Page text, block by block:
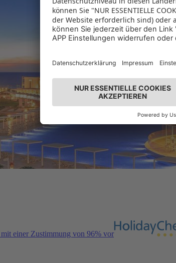
einer Zustimmung von 96% vor